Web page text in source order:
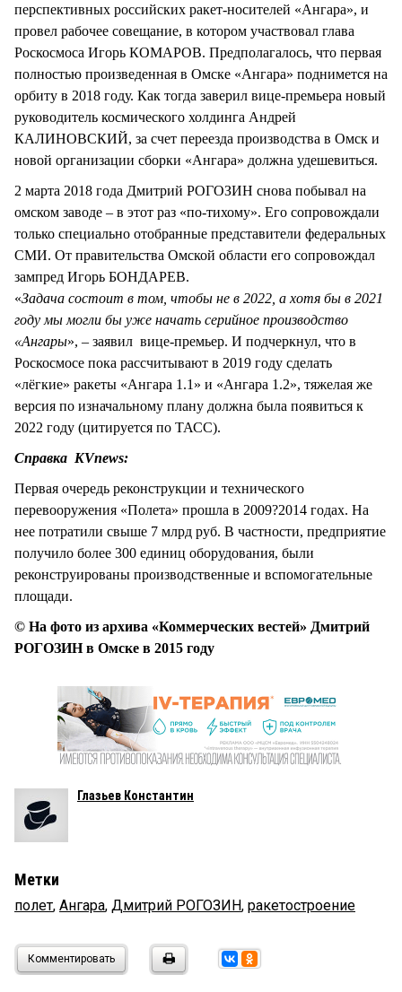
перспективных российских ракет-носителей «Ангара», и
провел рабочее совещание, в котором участвовал глава
Роскосмоса Игорь КОМАРОВ. Предполагалось, что первая
полностью произведенная в Омске «Ангара» поднимется на
орбиту в 2018 году. Как тогда заверил вице-премьера новый
руководитель космического холдинга Андрей
КАЛИНОВСКИЙ, за счет переезда производства в Омск и
новой организации сборки «Ангара» должна удешевиться.
2 марта 2018 года Дмитрий РОГОЗИН снова побывал на
омском заводе – в этот раз «по-тихому». Его сопровождали
только специально отобранные представители федеральных
СМИ. От правительства Омской области его сопровождал
зампред Игорь БОНДАРЕВ.
«Задача состоит в том, чтобы не в 2022, а хотя бы в 2021
году мы могли бы уже начать серийное производство
«Ангары», – заявил вице-премьер. И подчеркнул, что в
Роскосмосе пока рассчитывают в 2019 году сделать
«лёгкие» ракеты «Ангара 1.1» и «Ангара 1.2», тяжелая же
версия по изначальному плану должна была появиться к
2022 году (цитируется по ТАСС).
Справка KVnews:
Первая очередь реконструкции и технического
перевооружения «Полета» прошла в 2009?2014 годах. На
нее потратили свыше 7 млрд руб. В частности, предприятие
получило более 300 единиц оборудования, были
реконструированы производственные и вспомогательные
площади.
© На фото из архива «Коммерческих вестей» Дмитрий
РОГОЗИН в Омске в 2015 году
Глазьев Константин
Метки
полет, Ангара, Дмитрий РОГОЗИН, ракетостроение
Комментировать